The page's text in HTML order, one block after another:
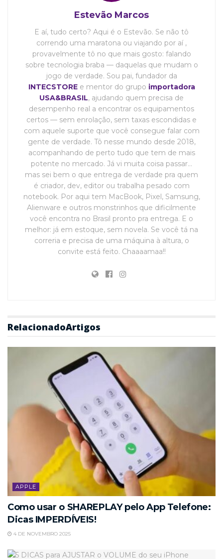
Estevão Marcos
E aí, tudo certo? Aqui é o Estevão. Se não tô
correndo uma maratona ou viajando por aí ,
provavelmente tô no que mais gosto: falando
sobre tecnologia braba — daquelas que mudam o
jogo de verdade. Sou pai, fundador da
INTECSTOREe mentor do grupo importadora
USA&BRASIL, ajudando quem precisa de
desempenho real a encontrar os equipamentos
certos — sem enrolação, sem taxas escondidas e
com aquele suporte que você consegue falar com
gente de verdade. Tô nesse mundo desde 2018,
acompanhando de perto tudo que tem de mais
potente no mercado. Já vi muita coisa passar…
mas sei bem o que entrega de verdade pra quem
é criador, dev, editor ou trabalha pesado com
notebook. Por aqui tem MacBook, Pixel, Samsung,
Alienware e outros monstrinhos que dificilmente
você encontra no Brasil pronto pra entrega. E o
melhor: já em estoque, sem novela. Se você tá na
correria e precisa de uma máquina à altura, o
convite está feito. Chaaaamaa!!
RelacionadoArtigos
APPLE
Como usar o SHAREPLAY pelo App Telefone:
Dicas IMPERDÍVEIS!
4 DE NOVEMBRO 2025